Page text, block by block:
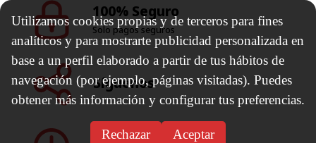
100% Seguro
Solo pagos seguros
Síguenos
Utilizamos cookies propias y de terceros para fines
analíticos y para mostrarte publicidad personalizada en
base a un perfil elaborado a partir de tus hábitos de
navegación (por ejemplo, páginas visitadas). Puedes
obtener más información y configurar tus preferencias.
Rechazar Aceptar